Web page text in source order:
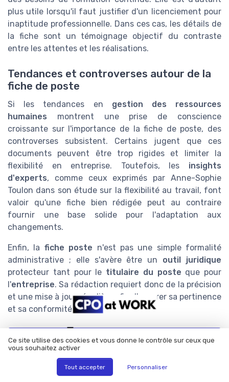
plus utile lorsqu'il faut justifier d'un licenciement pour
inaptitude professionnelle. Dans ces cas, les détails de
la fiche sont un témoignage objectif du contraste
entre les attentes et les réalisations.
Tendances et controverses autour de la
fiche de poste
Si les tendances en gestion des ressources
humaines montrent une prise de conscience
croissante sur l'importance de la fiche de poste, des
controverses subsistent. Certains jugent que ces
documents peuvent être trop rigides et limiter la
flexibilité en entreprise. Toutefois, les insights
d'experts, comme ceux exprimés par Anne-Sophie
Toulon dans son étude sur la flexibilité au travail, font
valoir qu'une fiche bien rédigée peut au contraire
fournir une base solide pour l'adaptation aux
changements.
Enfin, la fiche poste n'est pas une simple formalité
administrative ; elle s'avère être un outil juridique
protecteur tant pour le titulaire du poste que pour
l'entreprise. Sa rédaction requiert donc de la précision
et une mise à jour régulière afin d'assurer sa pertinence
et sa conformité.
Titres-restaurant :
le guide complet pour
sélectionner le bon
partenaire en 2026
Téléchargez gratuitement le livre blanc
Ce site utilise des cookies et vous donne le contrôle sur ceux que
vous souhaitez activer
Tout accepter Personnaliser